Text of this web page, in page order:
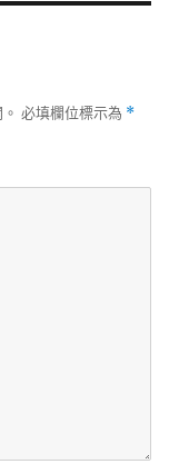
必填欄位標示為 *